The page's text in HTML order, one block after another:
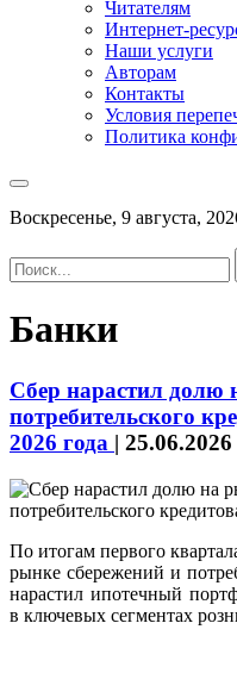
Читателям
Интернет-
Наши услуги
Авторам
Контакты
Условия
Политика
Воскресенье, 9 августа,
Банки
Сбер нарастил долю
потребительского
2026 года | 25.06.2026
По итогам первого
рынке сбережений и
нарастил ипотечный
в ключевых сегментах